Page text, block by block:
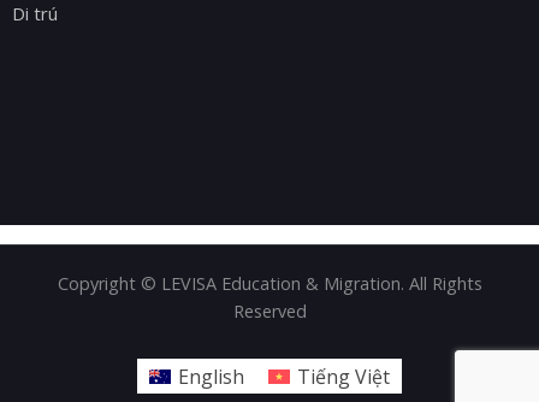
Di trú
Copyright © LEVISA Education & Migration. All Rights
Reserved
English Tiếng Việt